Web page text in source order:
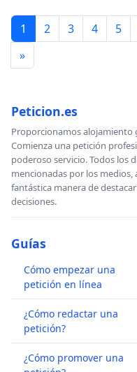
1 2 3 4 5
»
Peticion.es
Proporcionamos alojamiento
Comienza una petición
poderoso servicio. Todos los
mencionadas por los medios,
fantástica manera de
decisiones.
Guías
Cómo empezar una
petición en línea
¿Cómo redactar una
petición?
¿Cómo promover una